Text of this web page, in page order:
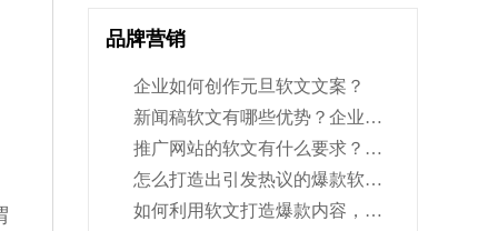
品牌营销
企业如何创作元旦软文文案？
新闻稿软文有哪些优势？企业为什么要做新闻稿软文？
推广网站的软文有什么要求？软文推广有什么优势？
怎么打造出引发热议的爆款软文？这4点技巧，你get到了吗？
如何利用软文打造爆款内容，这几个技巧你学会了吗？